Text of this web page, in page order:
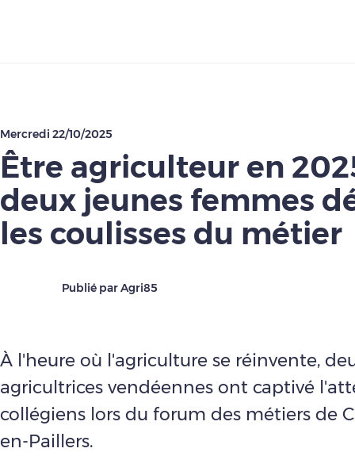
Mercredi 22/10/2025
Être agriculteur en
deux jeunes femmes
les coulisses du métier
Publié par Agri85
À l'heure où l'agriculture se réinvente,
agricultrices vendéennes ont captivé
collégiens lors du forum des métiers de
en-Paillers.